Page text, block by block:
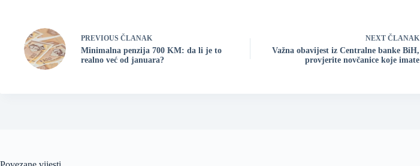
PREVIOUS ČLANAK
Minimalna penzija 700 KM: da li je to
realno već od januara?
NEXT ČLANAK
Važna obavijest iz Centralne banke BiH,
provjerite novčanice koje imate